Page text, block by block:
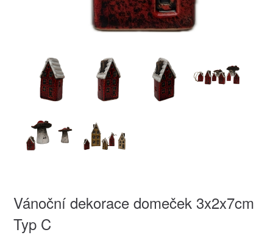
Vánoční dekorace domeček 3x2x7cm
Typ C